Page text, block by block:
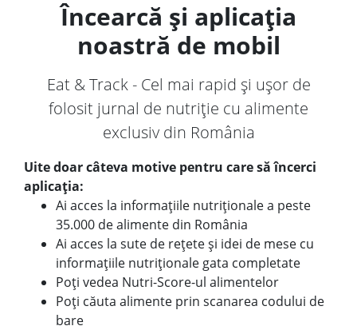
Încearcă și aplicația
noastră de mobil
Eat & Track - Cel mai rapid și ușor de
folosit jurnal de nutriție cu alimente
exclusiv din România
Uite doar câteva motive pentru care să încerci
aplicația:
Ai acces la informațiile nutriționale a peste
35.000 de alimente din România
Ai acces la sute de rețete și idei de mese cu
informațiile nutriționale gata completate
Poți vedea Nutri-Score-ul alimentelor
Poți căuta alimente prin scanarea codului de
bare